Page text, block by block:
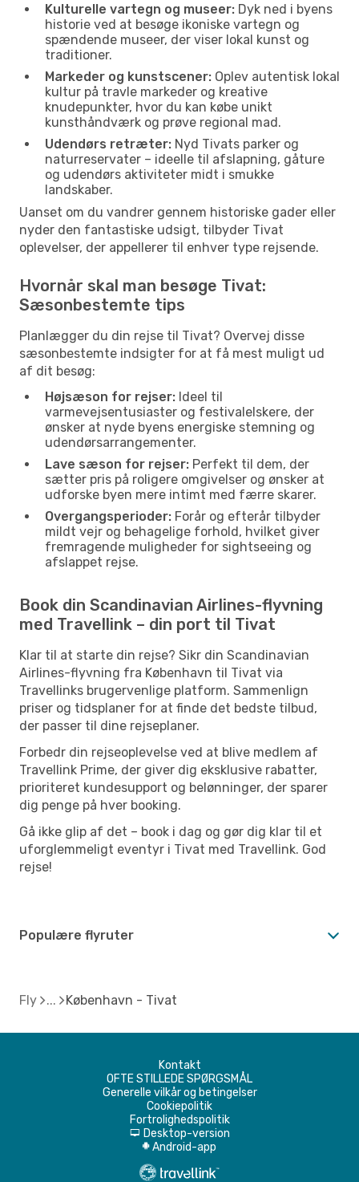
Kulturelle vartegn og museer: Dyk ned i byens
historie ved at besøge ikoniske vartegn og
spændende museer, der viser lokal kunst og
traditioner.
Markeder og kunstscener: Oplev autentisk lokal
kultur på travle markeder og kreative
knudepunkter, hvor du kan købe unikt
kunsthåndværk og prøve regional mad.
Udendørs retræter: Nyd Tivats parker og
naturreservater – ideelle til afslapning, gåture
og udendørs aktiviteter midt i smukke
landskaber.
Uanset om du vandrer gennem historiske gader eller
nyder den fantastiske udsigt, tilbyder Tivat
oplevelser, der appellerer til enhver type rejsende.
Hvornår skal man besøge Tivat:
Sæsonbestemte tips
Planlægger du din rejse til Tivat? Overvej disse
sæsonbestemte indsigter for at få mest muligt ud
af dit besøg:
Højsæson for rejser: Ideel til
varmevejsentusiaster og festivalelskere, der
ønsker at nyde byens energiske stemning og
udendørsarrangementer.
Lave sæson for rejser: Perfekt til dem, der
sætter pris på roligere omgivelser og ønsker at
udforske byen mere intimt med færre skarer.
Overgangsperioder: Forår og efterår tilbyder
mildt vejr og behagelige forhold, hvilket giver
fremragende muligheder for sightseeing og
afslappet rejse.
Book din Scandinavian Airlines-flyvning
med Travellink – din port til Tivat
Klar til at starte din rejse? Sikr din Scandinavian
Airlines-flyvning fra København til Tivat via
Travellinks brugervenlige platform. Sammenlign
priser og tidsplaner for at finde det bedste tilbud,
der passer til dine rejseplaner.
Forbedr din rejseoplevelse ved at blive medlem af
Travellink Prime, der giver dig eksklusive rabatter,
prioriteret kundesupport og belønninger, der sparer
dig penge på hver booking.
Gå ikke glip af det – book i dag og gør dig klar til et
uforglemmeligt eventyr i Tivat med Travellink. God
rejse!
Populære flyruter
Fly København - Tivat
Kontakt
OFTE STILLEDE SPØRGSMÅL
Generelle vilkår og betingelser
Cookiepolitik
Fortrolighedspolitik
d Desktop-version
A Android-app